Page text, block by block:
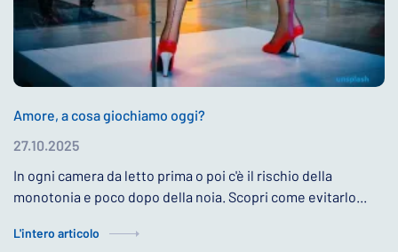
Amore, a cosa giochiamo oggi?
27.10.2025
In ogni camera da letto prima o poi c'è il rischio della
monotonia e poco dopo della noia. Scopri come evitarlo...
L'intero articolo